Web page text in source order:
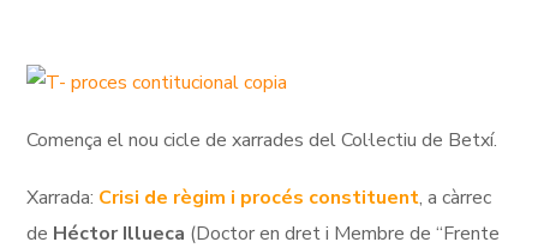
Comença el nou cicle de xarrades del Col·lectiu de Betxí.
Xarrada: Crisi de règim i procés constituent, a càrrec
de Héctor Illueca (Doctor en dret i Membre de “Frente